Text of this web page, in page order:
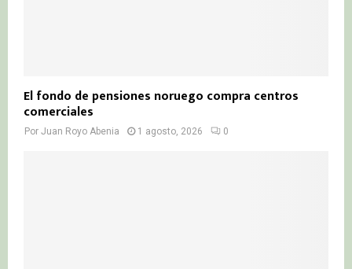
El fondo de pensiones noruego compra centros
comerciales
Por Juan Royo Abenia 1 agosto, 2026 0